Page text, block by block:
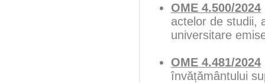
OME 4.500/2024
actelor de studii,
universitare
OME 4.481/2024
învățământului